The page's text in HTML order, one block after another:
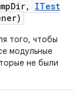
Dir,
ITest
того, чтобы
модульные
не были